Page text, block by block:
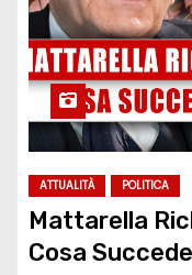
ATTUALITÀ POLITICA
Mattarella
Cosa